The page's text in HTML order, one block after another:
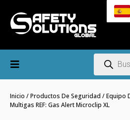
Inicio /Productos De Seguridad /Equipo
Multigas REF: Gas Alert Microclip XL